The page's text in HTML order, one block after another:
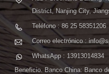
District, Nanjing City,
Teléfono : 86 25 58351206
Correo electrónico :
WhatsApp : 13913014834
Beneficio. Banco China: Banco